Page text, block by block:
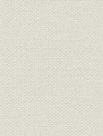
需給